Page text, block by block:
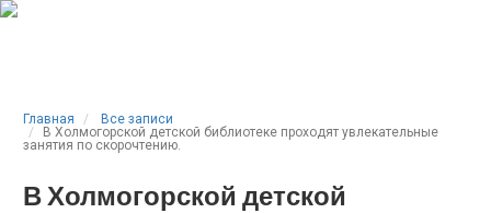
Главная
Все записи
В Холмогорской детской библиотеке проходят увлекательные
занятия по скорочтению.
В Холмогорской детской